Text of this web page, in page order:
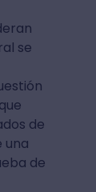
se
de
una
de